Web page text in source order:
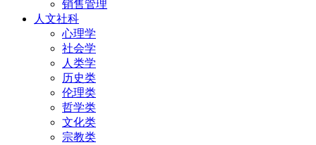
销售管理
人文社科
心理学
社会学
人类学
历史类
伦理类
哲学类
文化类
宗教类